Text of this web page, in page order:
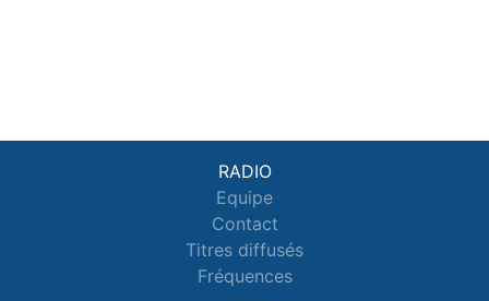
RADIO
Equipe
Contact
Titres diffusés
Fréquences